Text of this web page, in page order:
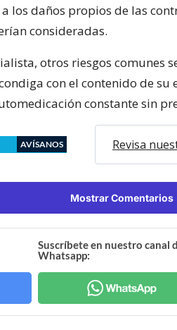
los daños propios de las
consideradas.
otros riesgos comunes
con el contenido de
constante sin
AVÍSANOS Revisa
Mostrar Comentarios
Suscríbete en nuestro canal
Whatsapp: